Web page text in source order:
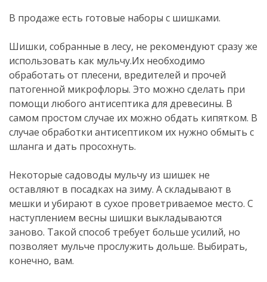
В продаже есть готовые наборы с шишками.
Шишки, собранные в лесу, не рекомендуют сразу же
использовать как мульчу.Их необходимо
обработать от плесени, вредителей и прочей
патогенной микрофлоры. Это можно сделать при
помощи любого антисептика для древесины. В
самом простом случае их можно обдать кипятком. В
случае обработки антисептиком их нужно обмыть с
шланга и дать просохнуть.
Некоторые садоводы мульчу из шишек не
оставляют в посадках на зиму. А складывают в
мешки и убирают в сухое проветриваемое место. С
наступлением весны шишки выкладываются
заново. Такой способ требует больше усилий, но
позволяет мульче прослужить дольше. Выбирать,
конечно, вам.